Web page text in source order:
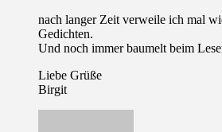
nach langer Zeit verweile ich mal
Gedichten.
Und noch immer baumelt beim
Liebe Grüße
Birgit